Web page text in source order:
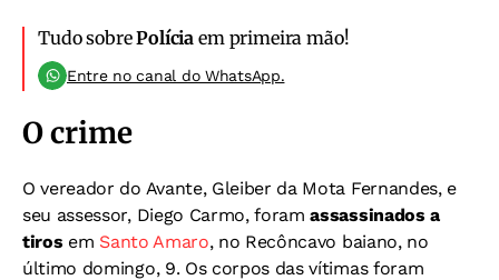
Tudo sobrePolícia em primeira mão!
Entre no canal do WhatsApp.
O crime
O vereador do Avante, Gleiber da Mota Fernandes, e
seu assessor, Diego Carmo, foramassassinados a
tiros em Santo Amaro, no Recôncavo baiano, no
último domingo, 9. Os corpos das vítimas foram